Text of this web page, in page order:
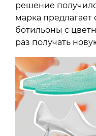
решение
марка предлагает
ботильоны с
раз получать